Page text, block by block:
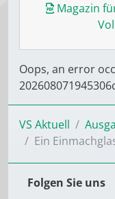
Magazin
Oops, an error
VS Aktuell
Ein
Folgen Sie uns